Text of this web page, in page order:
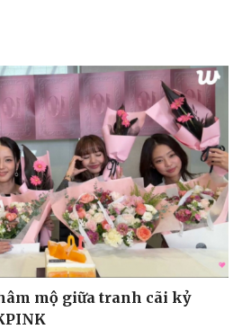
mộ giữa tranh cãi kỷ